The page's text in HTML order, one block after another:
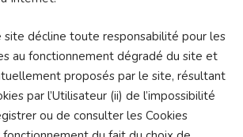
site décline toute responsabilité pour les
au fonctionnement dégradé du site et
proposés par le site, résultant
par l’Utilisateur (ii) de l’impossibilité
ou de consulter les Cookies